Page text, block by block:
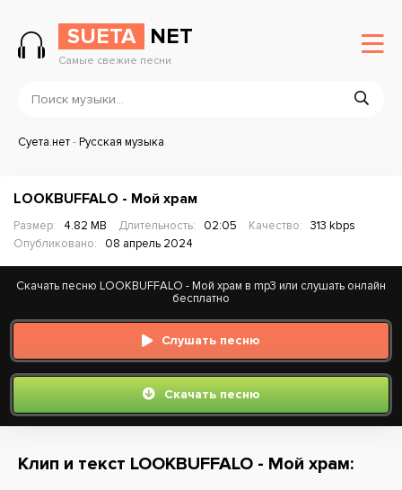
SUETA NET
Самые свежие песни
Суета.нет-Русская музыка
LOOKBUFFALO - Мой храм
Размер: 4.82 MB Длительность: 02:05 Качество:
313 kbps
Опубликовано:
08 апрель 2024
Скачать песню LOOKBUFFALO - Мой храм в mp3 или слушать онлайн
бесплатно
Слушать песню
Скачать песню
Клип и текст LOOKBUFFALO - Мой храм: